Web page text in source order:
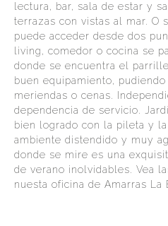
lectura, bar, sala de estar y
terrazas con vistas al mar. O
puede acceder desde dos
living, comedor o cocina se
donde se encuentra el
buen equipamiento,
meriendas o cenas.
dependencia de servicio.
bien logrado con la pileta y
ambiente distendido y muy
donde se mire es una
de verano inolvidables. Vea
nuesta oficina de Amarras La